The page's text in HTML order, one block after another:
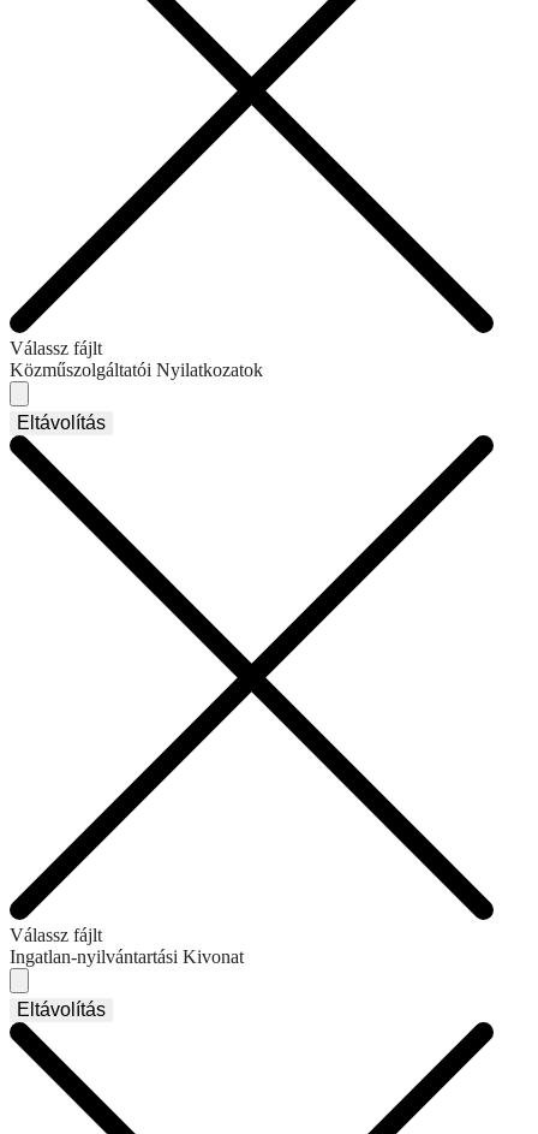
Válassz fájlt
Közműszolgáltatói Nyilatkozatok
Eltávolítás
Válassz fájlt
Ingatlan-nyilvántartási Kivonat
Eltávolítás